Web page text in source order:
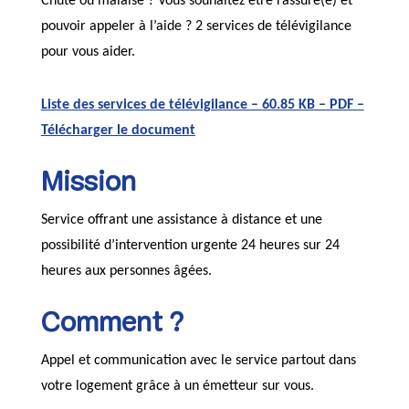
pouvoir appeler à l’aide ? 2 services de télévigilance
pour vous aider.
Liste des services de télévigilance – 60.85 KB – PDF –
Télécharger le document
Mission
Service offrant une assistance à distance et une
possibilité d’intervention urgente 24 heures sur 24
heures aux personnes âgées.
Comment ?
Appel et communication avec le service partout dans
votre logement grâce à un émetteur sur vous.